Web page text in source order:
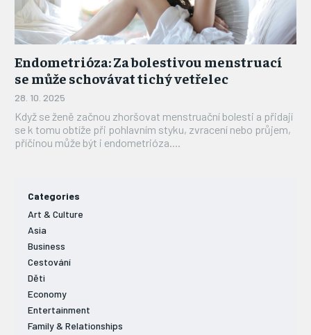
ONEMOCNĚNÍ
STRAVA
FITNESS
HUBNUTÍ
JÓGA
Endometrióza: Za bolestivou menstruací
se může schovávat tichý vetřelec
28. 10. 2025
Když se ženě začnou zhoršovat menstruační bolesti a přidají
se k tomu obtíže při pohlavním styku, zvracení nebo průjem,
příčinou může být i endometrióza....
Categories
Art & Culture
Asia
Business
Cestování
Děti
Economy
Entertainment
Family & Relationships